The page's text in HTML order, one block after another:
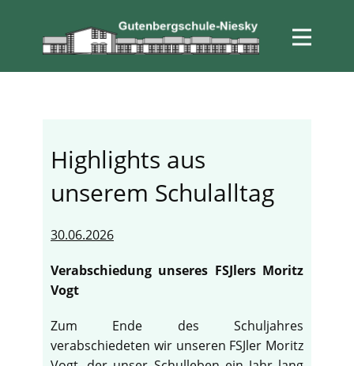
Highlights aus
unserem Schulalltag
30.06.2026
Verabschiedung unseres FSJlers Moritz
Vogt
Zum Ende des Schuljahres
verabschiedeten wir unseren FSJler Moritz